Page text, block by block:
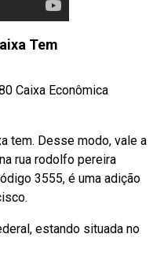
Tem
Caixa Econômica
tem. Desse modo, vale a
rua rodolfo pereira
3555, é uma adição
estando situada no